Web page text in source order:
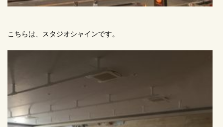
こちらは、スタジオシャインです。